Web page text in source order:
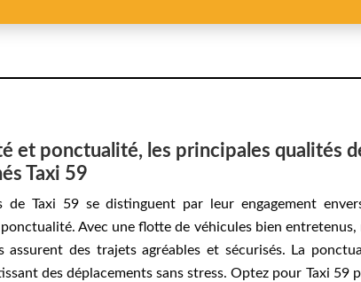
et ponctualité, les principales qualités
Taxi 59
de Taxi 59 se distinguent par leur engagement
Avec une flotte de véhicules bien entretenus,
assurent des trajets agréables et sécurisés. La
des déplacements sans stress. Optez pour Taxi 59